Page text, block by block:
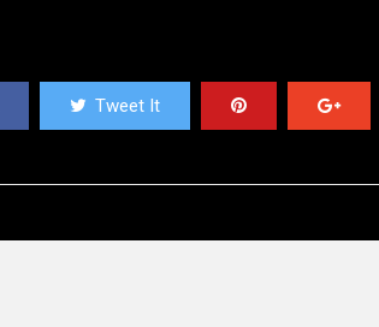
Tweet It